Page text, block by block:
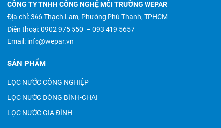
CÔNG TY TNHH CÔNG NGHỆ MÔI TRƯỜNG WEPAR
Địa chỉ: 366 Thạch Lam, Phường Phú Thạnh, TPHCM
Điện thoại:0902 975 550 – 093 419 5657
Email: info@wepar.vn
SẢN PHẨM
LỌC NƯỚC CÔNG NGHIỆP
LỌC NƯỚC ĐÓNG BÌNH-CHAI
LỌC NƯỚC GIA ĐÌNH